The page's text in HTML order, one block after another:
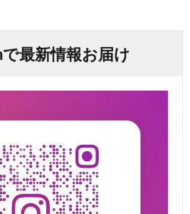
最新情報お届け